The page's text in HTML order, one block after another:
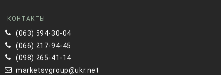
КОНТАКТЫ
(063) 594-30-04
(066) 217-94-45
(098) 265-41-14
marketsvgroup@ukr.net